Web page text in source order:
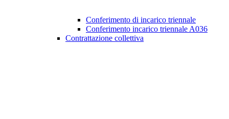
Conferimento di incarico triennale
Conferimento incarico triennale A036
Contrattazione collettiva